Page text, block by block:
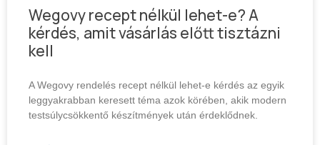
Wegovy recept nélkül lehet-e? A
kérdés, amit vásárlás előtt tisztázni
kell
A Wegovy rendelés recept nélkül lehet-e kérdés az egyik
leggyakrabban keresett téma azok körében, akik modern
testsúlycsökkentő készítmények után érdeklődnek.